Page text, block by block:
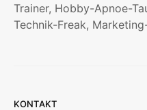
Trainer, Hobby-Apnoe-
Technik-Freak,
KONTAKT